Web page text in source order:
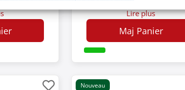
Lire plus
Maj Panier
Nouveau